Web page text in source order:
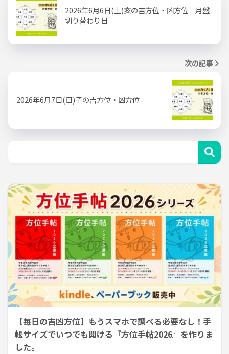
2026年6月6日(土)亥の吉方位・凶方位｜月盤
切り替わり日
次の記事
2026年6月7日(日)子の吉方位・凶方位
【毎日の吉凶方位】もうスマホで調べる必要なし！手
帳サイズでいつでも開ける『方位手帖2026』を作りま
した。